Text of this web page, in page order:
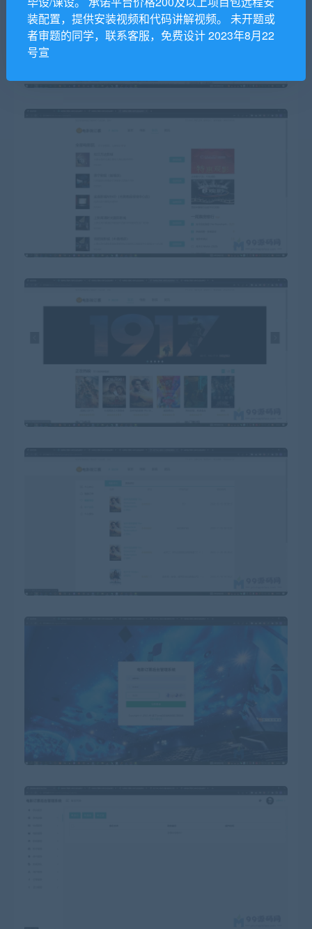
装配置，提供安装视频和代码讲解视频。 未开题或
者审题的同学，联系客服，免费设计 2023年8月22
号宣